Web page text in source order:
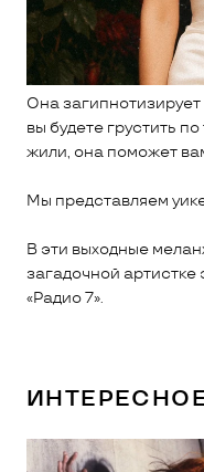
Она
вы будете грустить
жили, она поможет
Мы представляем
В эти выходные
загадочной артистке
«Радио 7».